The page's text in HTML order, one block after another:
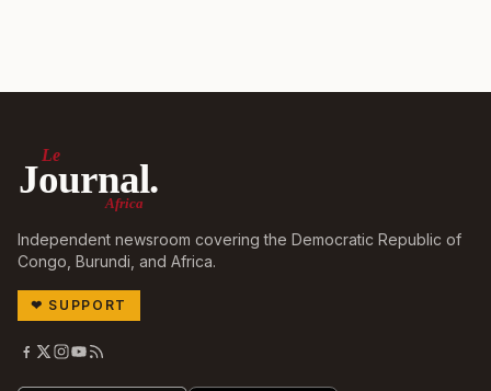
Le
Journal.
Africa
Independent newsroom covering the Democratic Republic of
Congo, Burundi, and Africa.
❤ SUPPORT